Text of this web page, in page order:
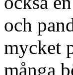
och
mycket
många